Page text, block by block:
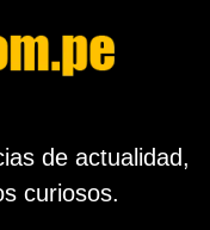
de actualidad,
curiosos.